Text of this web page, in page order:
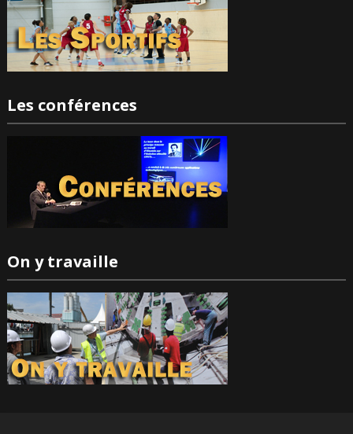
Les conférences
On y travaille